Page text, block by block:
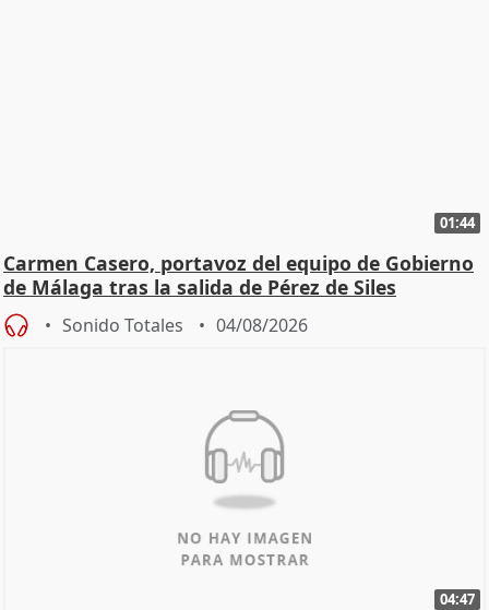
01:44
Carmen Casero, portavoz del equipo de Gobierno
de Málaga tras la salida de Pérez de Siles
Sonido Totales 04/08/2026
04:47